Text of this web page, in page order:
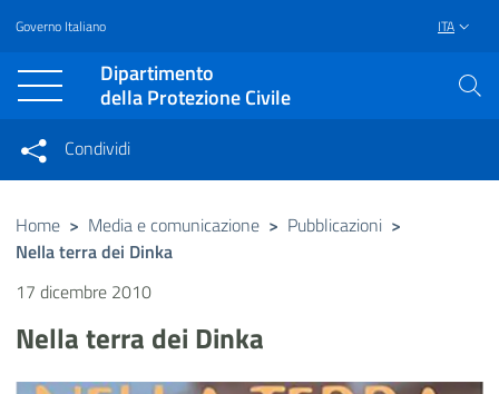
Vai al contenuto principale
Raggiungi il piè di pagina
Governo Italiano ITA
Dipartimento
della Protezione Civile
Condividi su Facebook
Condividi su Twitter
Condividi su LinkedIn
Condividi
Condividi sui social network
Home > Media e comunicazione > Pubblicazioni >
Nella terra dei Dinka
17 dicembre 2010
Nella terra dei Dinka